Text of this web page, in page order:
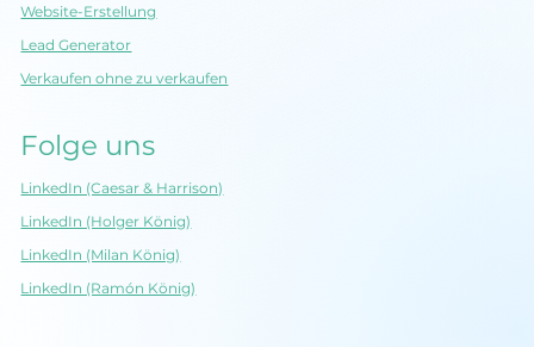
Website-Erstellung
Lead Generator
Verkaufen ohne zu verkaufen
Folge uns
LinkedIn (Caesar & Harrison)
LinkedIn (Holger König)
LinkedIn (Milan König)
LinkedIn (Ramón König)